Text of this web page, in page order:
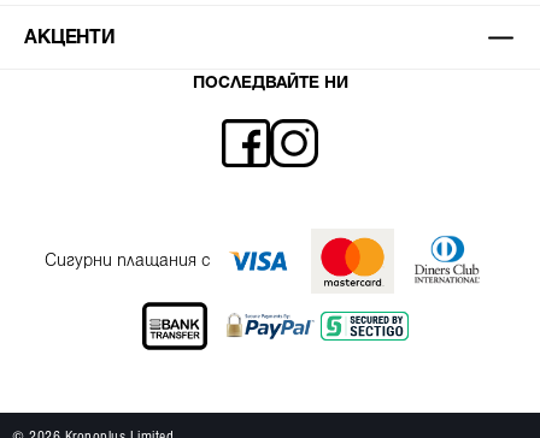
АКЦЕНТИ
ПОСЛЕДВАЙТЕ НИ
Сигурни плащания с